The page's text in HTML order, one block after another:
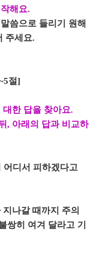
해요.
씀으로 들리기 원해
주세요.
절]
대한 답을 찾아요.
, 아래의 답과 비교하
어디서 피하겠다고
나갈 때까지 주의
쌍히 여겨 달라고 기